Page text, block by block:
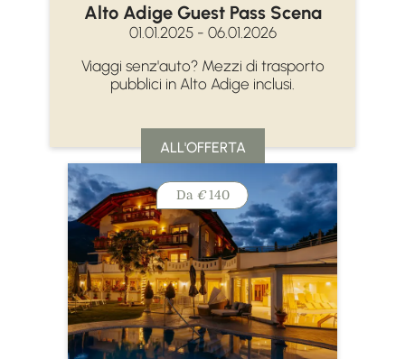
Alto Adige Guest Pass Scena
01.01.2025 - 06.01.2026
Viaggi senz'auto? Mezzi di trasporto
pubblici in Alto Adige inclusi.
ALL'OFFERTA
Da €140